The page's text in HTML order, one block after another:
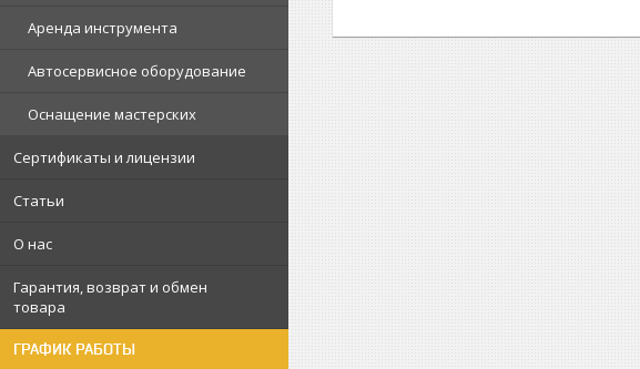
Аренда инструмента
Автосервисное оборудование
Оснащение мастерских
Сертификаты и лицензии
Статьи
О нас
Гарантия, возврат и обмен
товара
ГРАФИК РАБОТЫ